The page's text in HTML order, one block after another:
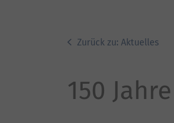
Zurück zu: Aktuelles
150